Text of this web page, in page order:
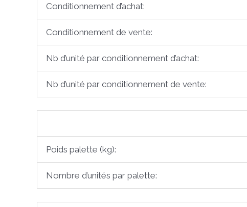
Conditionnement d’achat:
Conditionnement de vente:
Nb d’unité par conditionnement d’achat:
Nb d’unité par conditionnement de vente:
Poids palette (kg):
Nombre d’unités par palette: